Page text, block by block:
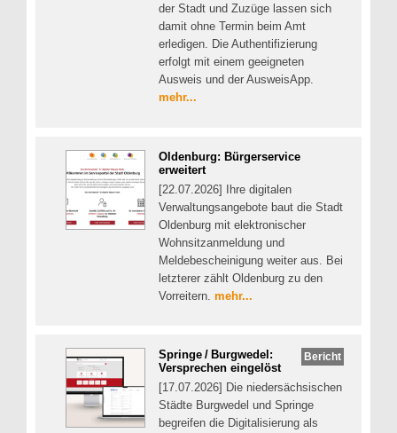
der Stadt und Zuzüge lassen sich
damit ohne Termin beim Amt
erledigen. Die Authentifizierung
erfolgt mit einem geeigneten
Ausweis und der AusweisApp.
mehr...
Oldenburg: Bürgerservice
erweitert
[22.07.2026] Ihre digitalen
Verwaltungsangebote baut die Stadt
Oldenburg mit elektronischer
Wohnsitzanmeldung und
Meldebescheinigung weiter aus. Bei
letzterer zählt Oldenburg zu den
Vorreitern. mehr...
Bericht
Springe / Burgwedel:
Versprechen eingelöst
[17.07.2026] Die niedersächsischen
Städte Burgwedel und Springe
begreifen die Digitalisierung als